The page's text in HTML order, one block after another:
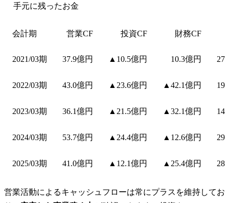
手元に残ったお金
会計期 営業CF 投資CF 財務CF
2021/03期 37.9億円 ▲10.5億円 10.3億円
2022/03期 43.0億円 ▲23.6億円 ▲42.1億円
2023/03期 36.1億円 ▲21.5億円 ▲32.1億円
2024/03期 53.7億円 ▲24.4億円 ▲12.6億円
2025/03期 41.0億円 ▲12.1億円 ▲25.4億円
営業活動によるキャッシュフローは常にプラスを維持してお